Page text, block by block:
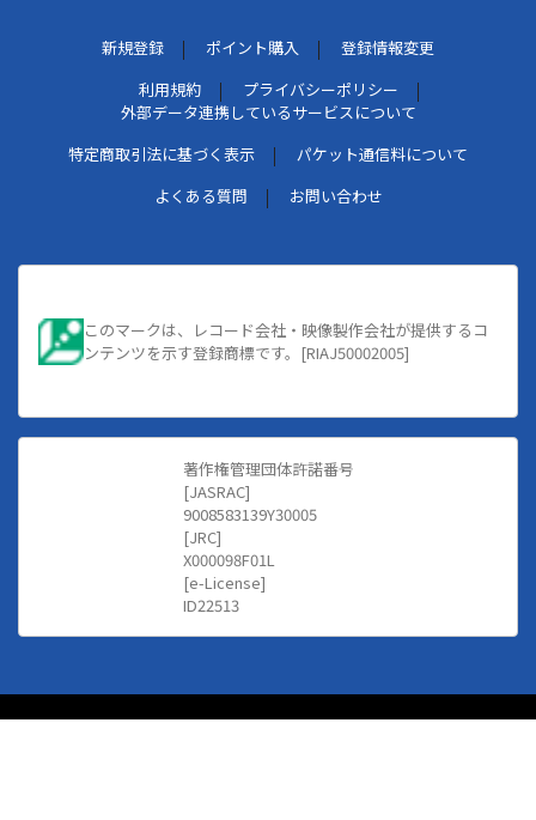
新規登録 ポイント購入
登録情報変更
利用規約
プライバシーポリシー
外部データ連携しているサービスについて
特定商取引法に基づく表示
パケット通信料について
よくある質問
お問い合わせ
このマークは、レコード会社・映像製作会社が提供するコ
ンテンツを示す登録商標です。[RIAJ50002005]
著作権管理団体許諾番号
[JASRAC]
9008583139Y30005
[JRC]
X000098F01L
[e-License]
ID22513